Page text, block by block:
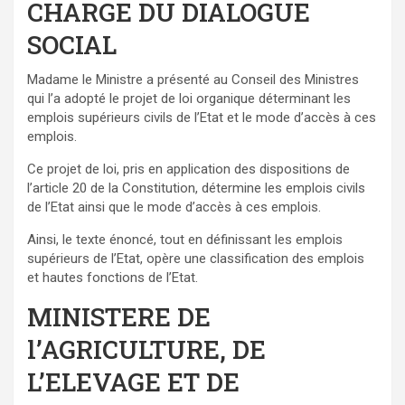
CHARGE DU DIALOGUE
SOCIAL
Madame le Ministre a présenté au Conseil des Ministres
qui l’a adopté le projet de loi organique déterminant les
emplois supérieurs civils de l’Etat et le mode d’accès à ces
emplois.
Ce projet de loi, pris en application des dispositions de
l’article 20 de la Constitution, détermine les emplois civils
de l’Etat ainsi que le mode d’accès à ces emplois.
Ainsi, le texte énoncé, tout en définissant les emplois
supérieurs de l’Etat, opère une classification des emplois
et hautes fonctions de l’Etat.
MINISTERE DE
l’AGRICULTURE, DE
L’ELEVAGE ET DE